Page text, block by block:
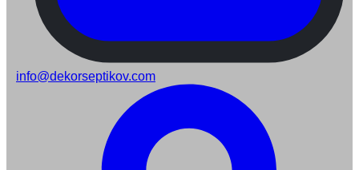
info@dekorseptikov.com